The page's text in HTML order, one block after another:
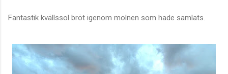
Fantastik kvällssol bröt igenom molnen som hade samlats.